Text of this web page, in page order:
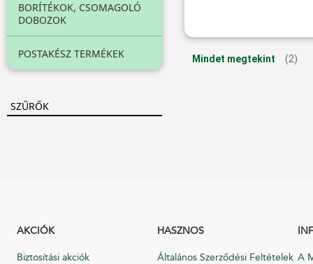
BORÍTÉKOK, CSOMAGOLÓ
DOBOZOK
POSTAKÉSZ TERMÉKEK
SZŰRŐK
Mindet megtekint (2)
AKCIÓK
Biztosítási akciók
HASZNOS
Általános Szerződési Feltételek A